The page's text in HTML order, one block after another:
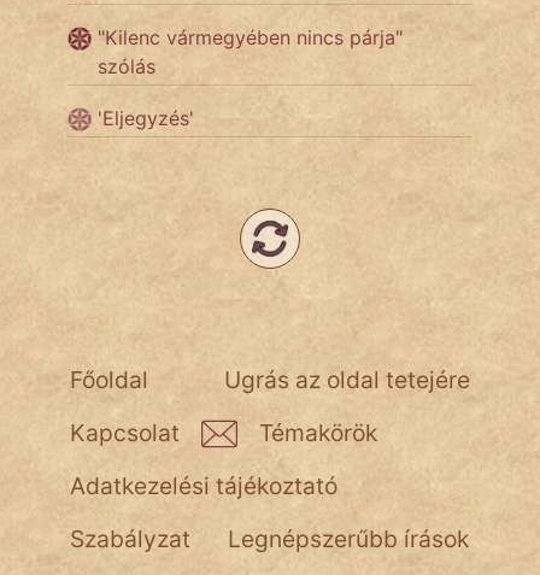
"Kilenc vármegyében nincs párja"
szólás
'Eljegyzés'
Ugrás az oldal tetejére
Főoldal
Kapcsolat
Témakörök
Adatkezelési tájékoztató
Szabályzat
Legnépszerűbb írások